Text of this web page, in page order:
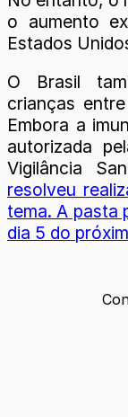
o aumento
Estados
O Brasil
crianças
Embora a
autorizada
Vigilância
resolveu
tema. A pasta
dia 5 do